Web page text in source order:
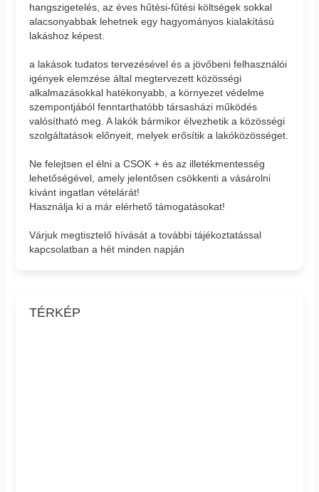
hangszigetelés, az éves hűtési-fűtési költségek sokkal
alacsonyabbak lehetnek egy hagyományos kialakítású
lakáshoz képest.
a lakások tudatos tervezésével és a jövőbeni felhasználói
igények elemzése által megtervezett közösségi
alkalmazásokkal hatékonyabb, a környezet védelme
szempontjából fenntarthatóbb társasházi működés
valósítható meg. A lakók bármikor élvezhetik a közösségi
szolgáltatások előnyeit, melyek erősítik a lakóközösséget.
Ne felejtsen el élni a CSOK + és az illetékmentesség
lehetőségével, amely jelentősen csökkenti a vásárolni
kívánt ingatlan vételárát!
Használja ki a már elérhető támogatásokat!
Várjuk megtisztelő hívását a további tájékoztatással
kapcsolatban a hét minden napján
TÉRKÉP